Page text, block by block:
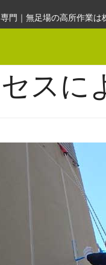
門｜無足場の高所作業は
スに